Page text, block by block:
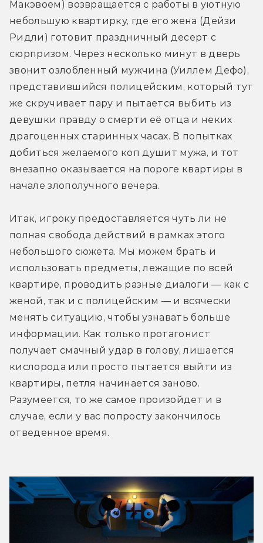
Макэвоем) возвращается с работы в уютную
небольшую квартирку, где его жена (Дейзи
Ридли) готовит праздничный десерт с
сюрпризом. Через несколько минут в дверь
звонит озлобленный мужчина (Уиллем Дефо),
представившийся полицейским, который тут
же скручивает пару и пытается выбить из
девушки правду о смерти её отца и неких
драгоценных старинных часах. В попытках
добиться желаемого коп душит мужа, и тот
внезапно оказывается на пороге квартиры в
начале злополучного вечера.
Итак, игроку предоставляется чуть ли не
полная свобода действий в рамках этого
небольшого сюжета. Мы можем брать и
использовать предметы, лежащие по всей
квартире, проводить разные диалоги — как с
женой, так и с полицейским — и всячески
менять ситуацию, чтобы узнавать больше
информации. Как только протагонист
получает смачный удар в голову, лишается
кислорода или просто пытается выйти из
квартиры, петля начинается заново.
Разумеется, то же самое произойдет и в
случае, если у вас попросту закончилось
отведенное время.